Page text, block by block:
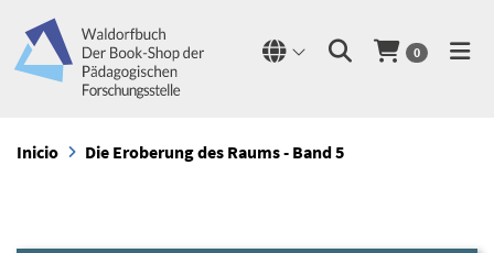
0
Inicio Die Eroberung des Raums - Band 5